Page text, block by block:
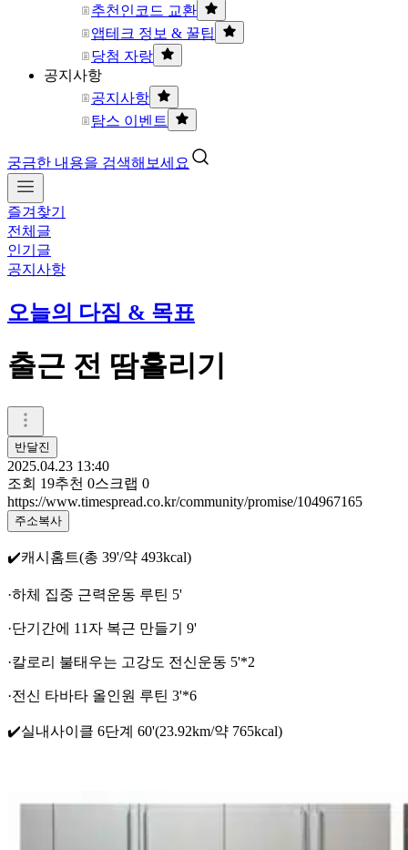
추천인코드 교환
앱테크 정보 & 꿀팁
당첨 자랑
공지사항
공지사항
탐스 이벤트
궁금한 내용을 검색해보세요
즐겨찾기
전체글
인기글
공지사항
오늘의 다짐 & 목표
출근 전 땀흘리기
반달진
2025.04.23 13:40
조회 19추천 0스크랩 0
https://www.timespread.co.kr/community/promise/104967165
주소복사
✔️캐시홈트(총 39'/약 493kcal)
·하체 집중 근력운동 루틴 5'
·단기간에 11자 복근 만들기 9'
·칼로리 불태우는 고강도 전신운동 5'*2
·전신 타바타 올인원 루틴 3'*6
✔️실내사이클 6단계 60'(23.92km/약 765kcal)